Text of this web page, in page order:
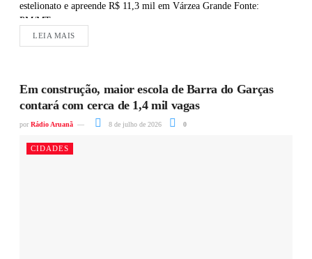
estelionato e apreende R$ 11,3 mil em Várzea Grande Fonte:
PM/MT
LEIA MAIS
Em construção, maior escola de Barra do Garças
contará com cerca de 1,4 mil vagas
por Rádio Aruanã 8 de julho de 2026 0
CIDADES